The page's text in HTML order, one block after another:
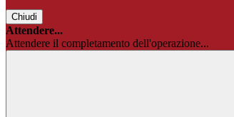
Chiudi
Attendere...
Attendere il completamento dell'operazione...